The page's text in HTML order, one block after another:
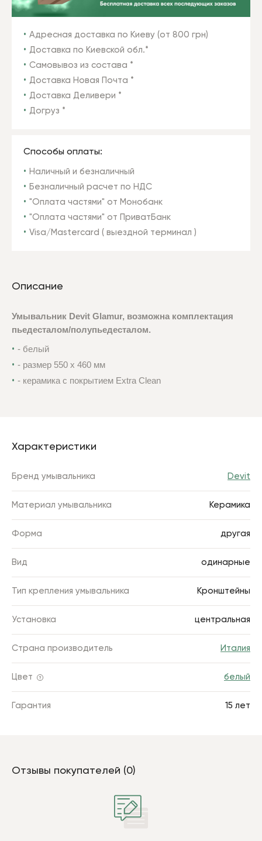
Адресная доставка по Киеву (от 800 грн)
Доставка по Киевской обл.*
Самовывоз из состава *
Доставка Новая Почта *
Доставка Деливери *
Догруз *
Способы оплаты:
Наличный и безналичный
Безналичный расчет по НДС
"Оплата частями" от Монобанк
"Оплата частями" от ПриватБанк
Visa/Mastercard ( выездной терминал )
Описание
Умывальник Devit Glamur, возможна комплектация
пьедесталом/полупьедесталом.
- белый
- размер 550 х 460 мм
- керамика с покрытием Extra Clean
Характеристики
Бренд умывальника Devit
Материал умывальника Керамика
Форма другая
Вид одинарные
Тип крепления умывальника Кронштейны
Установка центральная
Страна производитель Италия
Цвет белый
Гарантия 15 лет
Отзывы покупателей (0)